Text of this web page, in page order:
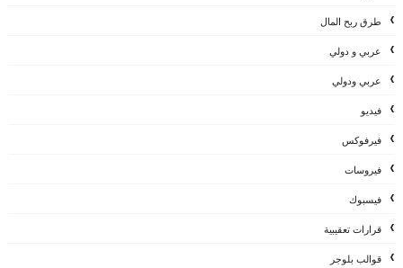
طرق ربح المال
عربي و دولي
عربي ودولي
فيديو
فيرفوكس
فيروسات
فيسبوك
قرارات تعقيبية
قوالب بلوجر